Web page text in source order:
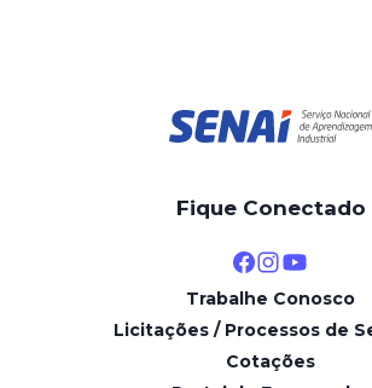
Fique Conectado
Trabalhe Conosco
Licitações / Processos de
Cotações